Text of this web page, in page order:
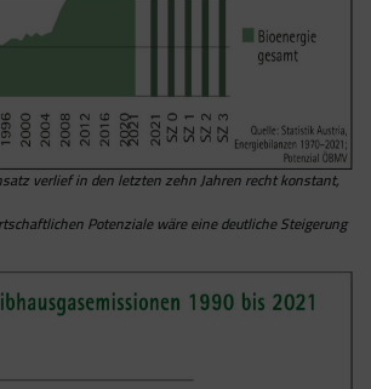
verlief in den letzten zehn Jahren recht konstant,
Potenziale wäre eine deutliche Steigerung